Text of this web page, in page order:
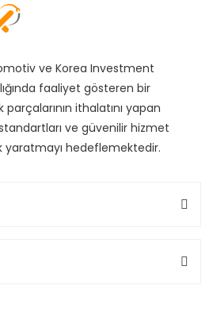
ve Korea Investment
faaliyet gösteren bir
ithalatını yapan
ve güvenilir hizmet
yaratmayı hedeflemektedir.